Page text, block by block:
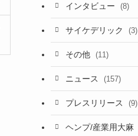
インタビュー (8)
サイケデリック (3)
その他 (11)
ニュース (157)
プレスリリース (9)
ヘンプ/産業用大麻